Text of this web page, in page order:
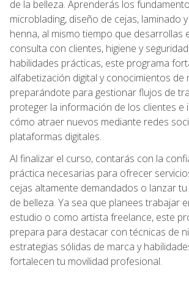
de la belleza. Aprenderás los
microblading, diseño de cejas, laminado
henna, al mismo tiempo que desarrollas
consulta con clientes, higiene y
habilidades prácticas, este programa
alfabetización digital y conocimientos de
preparándote para gestionar flujos de
proteger la información de los clientes e
cómo atraer nuevos mediante redes
plataformas digitales.
Al finalizar el curso, contarás con la
práctica necesarias para ofrecer
cejas altamente demandados o lanzar
de belleza. Ya sea que planees trabajar
estudio o como artista freelance, este
prepara para destacar con técnicas de
estrategias sólidas de marca y
fortalecen tu movilidad profesional.